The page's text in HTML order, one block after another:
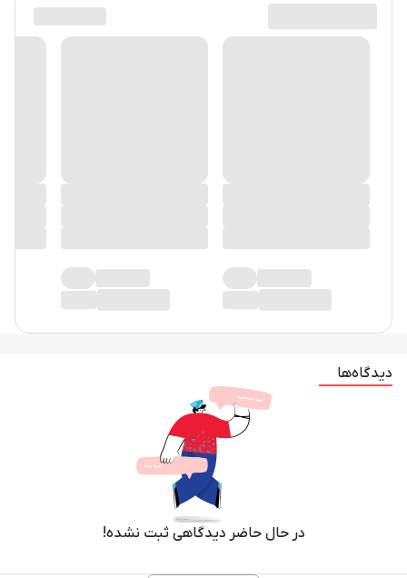
دیدگاه‌ها
در حال حاضر دیدگاهی ثبت نشده!